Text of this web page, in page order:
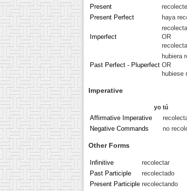
Present recolecte
Present Perfect
haya
Imperfect
OR
Past Perfect - Pluperfect
hubiera
OR
hubiese
Imperative
yo tú
Affirmative Imperative
Negative Commands
no
Other Forms
Infinitive
recolectar
Past Participle
recolectado
Present Participle recolectando